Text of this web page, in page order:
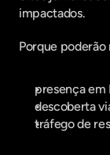
impactados.
Porque poderão
presença em
descoberta
tráfego de